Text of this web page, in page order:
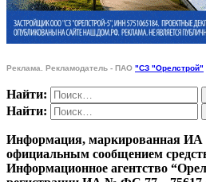
Реклама. Рекламодатель - ПАО "СЗ "Орелстрой"
Найти:
Найти:
Информация, маркированная ИА
официальным сообщением
Информационное агентство